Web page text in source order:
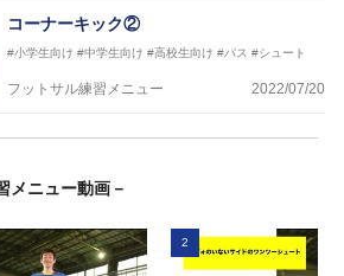
コーナーキック②
#小学生向け #中学生向け #高校生向け #パス #シュート
フットサル練習メニュー 2022/07/20
メニュー動画－
2